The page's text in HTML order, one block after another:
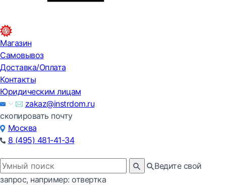
Магазин
Самовывоз
Доставка/Оплата
Контакты
Юридическим лицам
zakaz@instrdom.ru
скопировать почту
Москва
8 (495) 481-41-34
Ведите свой
запрос, например: отвертка